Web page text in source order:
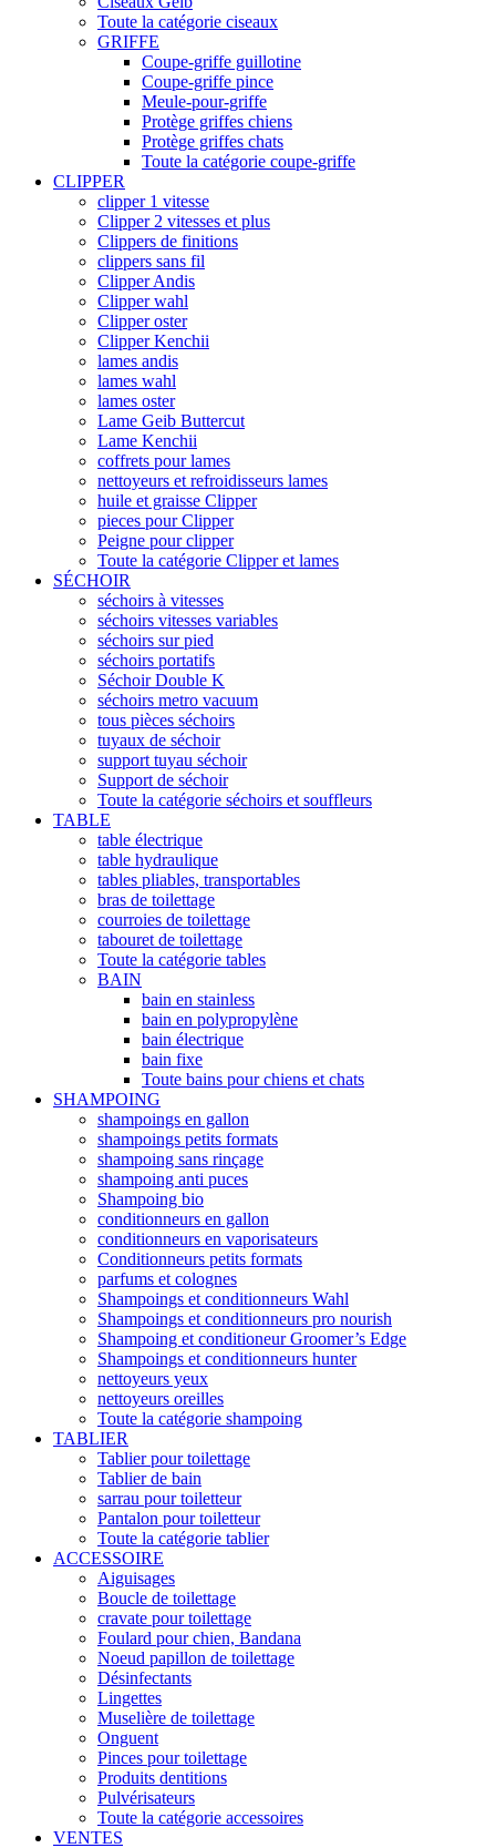
Toute la catégorie ciseaux
GRIFFE
Coupe-griffe guillotine
Coupe-griffe pince
Meule-pour-griffe
Protège griffes chiens
Protège griffes chats
Toute la catégorie coupe-griffe
CLIPPER
clipper 1 vitesse
Clipper 2 vitesses et plus
Clippers de finitions
clippers sans fil
Clipper Andis
Clipper wahl
Clipper oster
Clipper Kenchii
lames andis
lames wahl
lames oster
Lame Geib Buttercut
Lame Kenchii
coffrets pour lames
nettoyeurs et refroidisseurs lames
huile et graisse Clipper
pieces pour Clipper
Peigne pour clipper
Toute la catégorie Clipper et lames
SÉCHOIR
séchoirs à vitesses
séchoirs vitesses variables
séchoirs sur pied
séchoirs portatifs
Séchoir Double K
séchoirs metro vacuum
tous pièces séchoirs
tuyaux de séchoir
support tuyau séchoir
Support de séchoir
Toute la catégorie séchoirs et souffleurs
TABLE
table électrique
table hydraulique
tables pliables, transportables
bras de toilettage
courroies de toilettage
tabouret de toilettage
Toute la catégorie tables
BAIN
bain en stainless
bain en polypropylène
bain électrique
bain fixe
Toute bains pour chiens et chats
SHAMPOING
shampoings en gallon
shampoings petits formats
shampoing sans rinçage
shampoing anti puces
Shampoing bio
conditionneurs en gallon
conditionneurs en vaporisateurs
Conditionneurs petits formats
parfums et colognes
Shampoings et conditionneurs Wahl
Shampoings et conditionneurs pro nourish
Shampoing et conditioneur Groomer’s Edge
Shampoings et conditionneurs hunter
nettoyeurs yeux
nettoyeurs oreilles
Toute la catégorie shampoing
TABLIER
Tablier pour toilettage
Tablier de bain
sarrau pour toiletteur
Pantalon pour toiletteur
Toute la catégorie tablier
ACCESSOIRE
Aiguisages
Boucle de toilettage
cravate pour toilettage
Foulard pour chien, Bandana
Noeud papillon de toilettage
Désinfectants
Lingettes
Muselière de toilettage
Onguent
Pinces pour toilettage
Produits dentitions
Pulvérisateurs
Toute la catégorie accessoires
VENTES